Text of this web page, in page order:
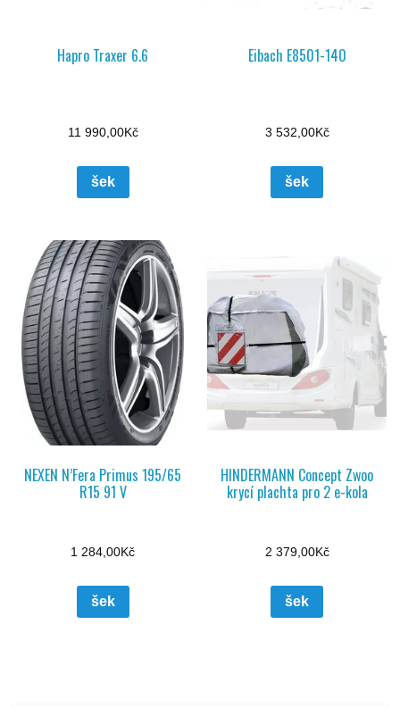
Hapro Traxer 6.6
11 990,00Kč
šek
Eibach E8501-140
3 532,00Kč
šek
NEXEN N’Fera Primus 195/65
R15 91 V
1 284,00Kč
šek
HINDERMANN Concept Zwoo
krycí plachta pro 2 e-kola
2 379,00Kč
šek